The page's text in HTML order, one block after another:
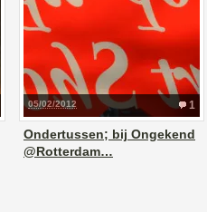
1
05/02/2012
Ondertussen; bij Ongekend
@Rotterdam…